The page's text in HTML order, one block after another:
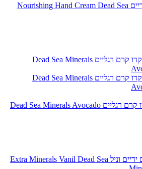
Sea of Life DSD+ קרם ידיים Nourishing Hand Cream Dead Sea
Sea of Life DSD+ אבוקדו קרם רגליים Dead Sea Minerals Avocado